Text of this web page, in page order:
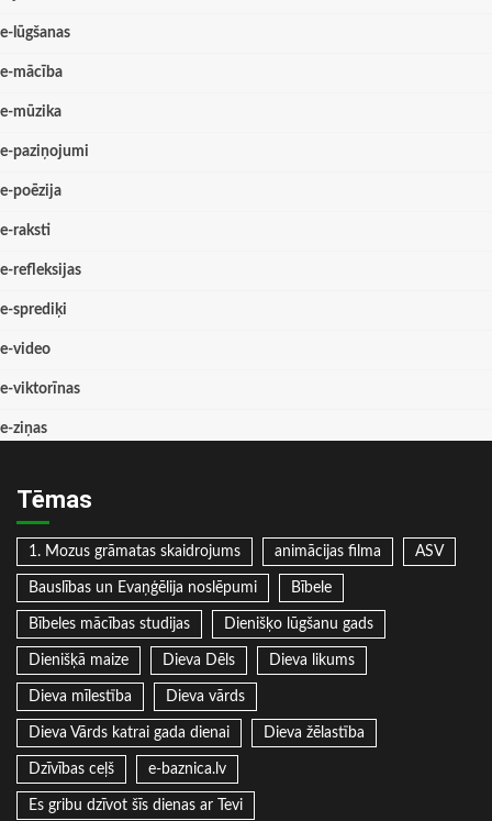
e-lūgšanas
e-mācība
e-mūzika
e-paziņojumi
e-poēzija
e-raksti
e-refleksijas
e-sprediķi
e-video
e-viktorīnas
e-ziņas
Tēmas
1. Mozus grāmatas skaidrojums animācijas filma ASV
Bauslības un Evaņģēlija noslēpumi Bībele
Bībeles mācības studijas Dienišķo lūgšanu gads
Dienišķā maize Dieva Dēls Dieva likums
Dieva mīlestība Dieva vārds
Dieva Vārds katrai gada dienai Dieva žēlastība
Dzīvības ceļš e-baznica.lv
Es gribu dzīvot šīs dienas ar Tevi